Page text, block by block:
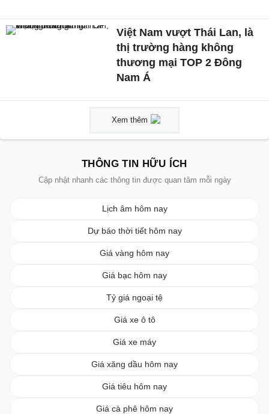
Việt Nam vượt Thái Lan, là
thị trường hàng không
thương mại TOP 2 Đông
Nam Á
Xem thêm
THÔNG TIN HỮU ÍCH
Cập nhật nhanh các thông tin được quan tâm mỗi ngày
Lịch âm hôm nay
Dự báo thời tiết hôm nay
Giá vàng hôm nay
Giá bạc hôm nay
Tỷ giá ngoại tệ
Giá xe ô tô
Giá xe máy
Giá xăng dầu hôm nay
Giá tiêu hôm nay
Giá cà phê hôm nay